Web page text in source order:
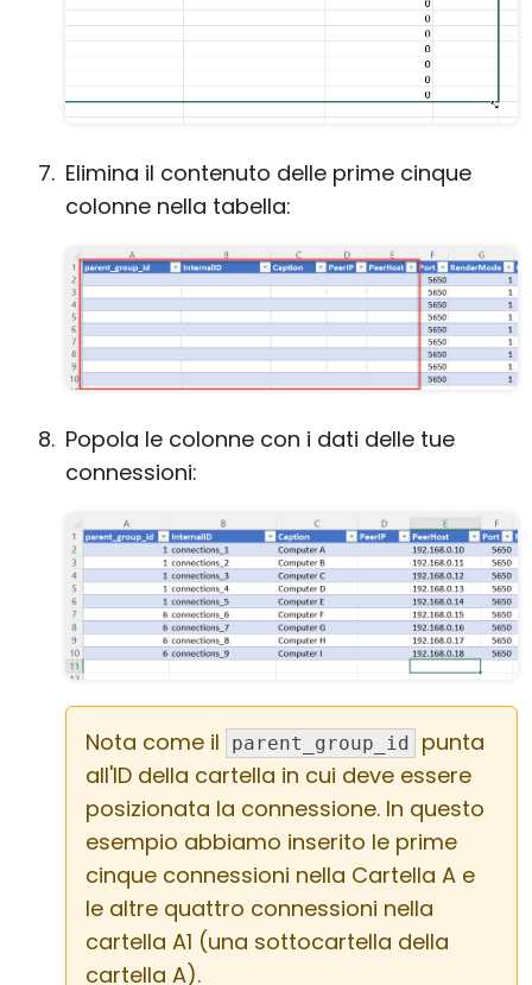
Elimina il contenuto delle prime cinque
colonne nella tabella:
Popola le colonne con i dati delle tue
connessioni:
Nota come il parent_group_id
punta
all'ID della cartella in cui deve essere
posizionata la connessione. In questo
esempio abbiamo inserito le prime
cinque connessioni nella Cartella A e
le altre quattro connessioni nella
cartella A1 (una sottocartella della
cartella A).